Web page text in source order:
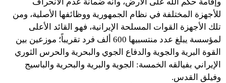
للأجهزة المختلفة في نظام الجمهورية ووظائفها الأصلية، ومن
تلك الأجهزة القوات المسلحة الإيرانية، فهو القائد الأعلى
لمؤسسة يبلغ عدد منتسبيها 600 ألف فرد تقريباً؛ موزعين بين
القوة البرية والجوية والدفاع الجوي والبحرية والحرس الثوري
الإيراني بفيالقه الخمسة: الجوية والبرية والبحرية والباسيج
وفيلق القدس.